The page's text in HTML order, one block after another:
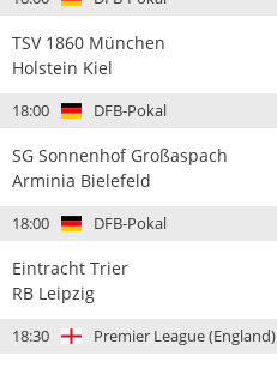
TSV 1860 München
Holstein Kiel
18:00 DFB-Pokal
SG Sonnenhof Großaspach
Arminia Bielefeld
18:00 DFB-Pokal
Eintracht Trier
RB Leipzig
18:30 Premier League (England)